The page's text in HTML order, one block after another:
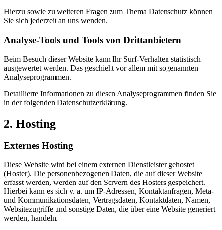
Hierzu sowie zu weiteren Fragen zum Thema Datenschutz können
Sie sich jederzeit an uns wenden.
Analyse-Tools und Tools von Dritt­anbietern
Beim Besuch dieser Website kann Ihr Surf-Verhalten statistisch
ausgewertet werden. Das geschieht vor allem mit sogenannten
Analyseprogrammen.
Detaillierte Informationen zu diesen Analyseprogrammen finden Sie
in der folgenden Datenschutzerklärung.
2. Hosting
Externes Hosting
Diese Website wird bei einem externen Dienstleister gehostet
(Hoster). Die personenbezogenen Daten, die auf dieser Website
erfasst werden, werden auf den Servern des Hosters gespeichert.
Hierbei kann es sich v. a. um IP-Adressen, Kontaktanfragen, Meta-
und Kommunikationsdaten, Vertragsdaten, Kontaktdaten, Namen,
Websitezugriffe und sonstige Daten, die über eine Website generiert
werden, handeln.